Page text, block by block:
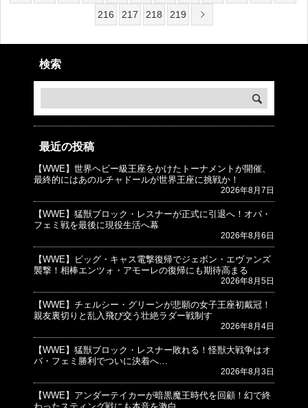
216
217 218 219
検索
最近の投稿
【WWE】世界ヘビー級王座をかけたトーナメントが開催、
最終的にはあのルチャドールが世界王座に挑戦か！
2026年8月7日
【WWE】猛獣ブロック・レスナーが正式に引退へ！オバ・
フェミ戦を最後に現役生活へ幕
2026年8月6日
【WWE】ビッグ・キャス電撃復帰でジェボン・エヴァンズ
襲撃！相棒エンツォ・アモーレの復帰にも期待高まる
2026年8月5日
【WWE】チェルシー・グリーンが悲願の女子王座初戴冠！
親友裏切りと乱入飛び交う壮絶ラダー戦制す
2026年8月4日
【WWE】猛獣ブロック・レスナー敗れる！怪獣大戦争はオ
バ・フェミ勝利でついに決着へ…
2026年8月3日
【WWE】アンダーテイカーが暗黒魔王時代を回顧！幻で終
© プロレスJunkie ～WWEの最新情報 USA～